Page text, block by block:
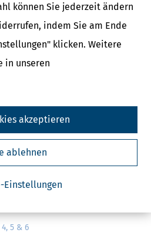
können Sie jederzeit ändern
indem Sie am Ende
klicken. Weitere
in unseren
Einstellungen
ablehnen
akzeptieren
Newsletter
Die
gelesen.
5 & 6